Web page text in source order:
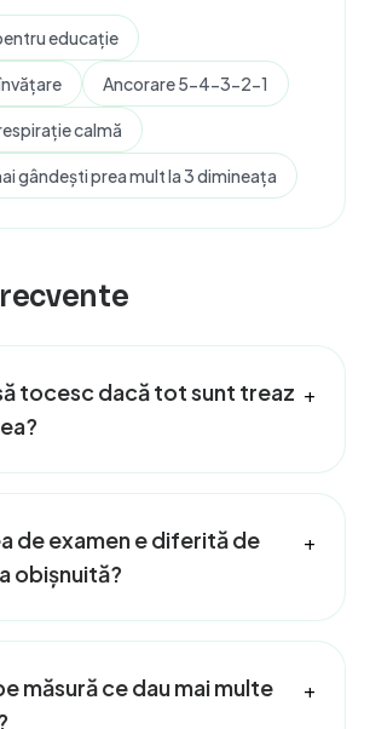
educație
Ancorare 5-4-3-2-1
calmă
gândești prea mult la 3 dimineața
tocesc dacă tot sunt treaz +
de examen e diferită de
obișnuită?
+
măsură ce dau mai multe
+